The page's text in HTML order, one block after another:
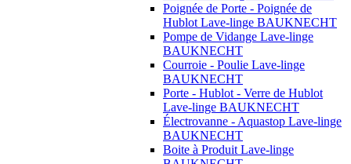
Poignée de Porte - Poignée de
Hublot Lave-linge BAUKNECHT
Pompe de Vidange Lave-linge
BAUKNECHT
Courroie - Poulie Lave-linge
BAUKNECHT
Porte - Hublot - Verre de Hublot
Lave-linge BAUKNECHT
Électrovanne - Aquastop Lave-linge
BAUKNECHT
Boite à Produit Lave-linge